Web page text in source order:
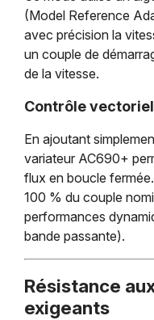
(Model Reference
avec précision la
un couple de
de la vitesse.
Contrôle
En ajoutant
variateur AC690+
flux en boucle
100 % du couple
performances
bande passante).
Résistance
exigeants